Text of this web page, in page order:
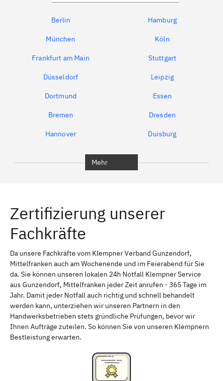
Berlin Hamburg
München Köln
Frankfurt am Main Stuttgart
Düsseldorf Leipzig
Dortmund Essen
Bremen Dresden
Hannover Duisburg
Erlangen Bamberg
Bayreuth
Schweinfurt Passau
Freising Rudelsdorf, Mittelfranken
Mehr
Zertifizierung unserer
Fachkräfte
Da unsere Fachkräfte vom Klempner Verband Gunzendorf,
Mittelfranken auch am Wochenende und im Feierabend für Sie
da. Sie können unseren lokalen 24h Notfall Klempner Service
aus Gunzendorf, Mittelfranken jeder Zeit anrufen - 365 Tage im
Jahr. Damit jeder Notfall auch richtig und schnell behandelt
werden kann, unterziehen wir unseren Partnern in den
Handwerksbetrieben stets gründliche Prüfungen, bevor wir
Ihnen Aufträge zuteilen. So können Sie von unseren Klempnern
Bestleistung erwarten.